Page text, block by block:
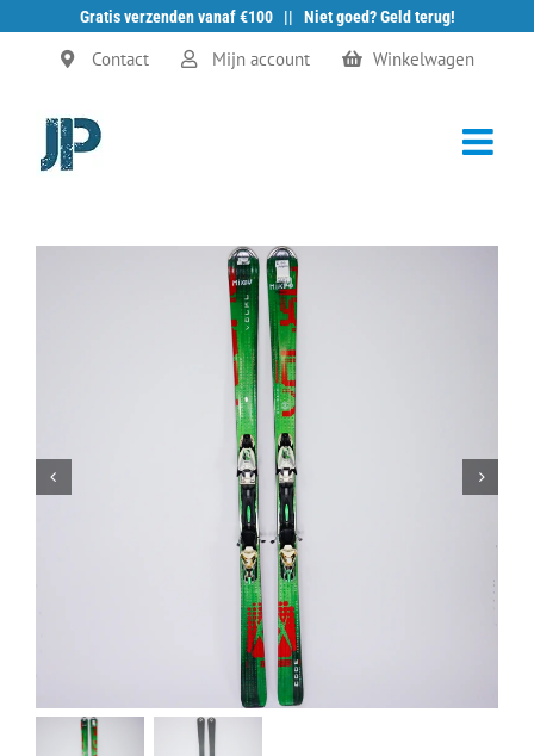
Gratis verzenden vanaf €100 || Niet goed? Geld terug!
Ga
Contact Mijn account Winkelwagen